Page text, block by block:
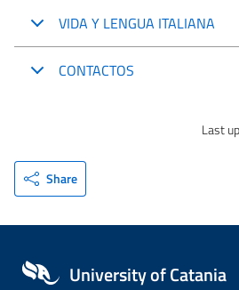
VIDA Y LENGUA ITALIANA
CONTACTOS
Last
Share
University of Catania